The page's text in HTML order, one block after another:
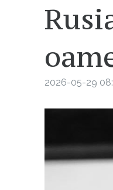
2026-05-29